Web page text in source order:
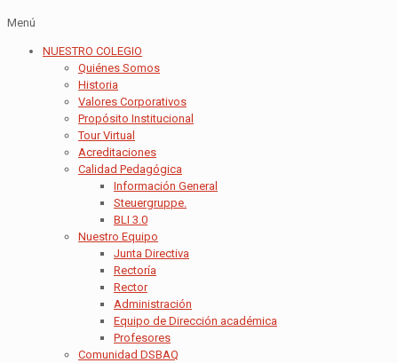
Menú
NUESTRO COLEGIO
Quiénes Somos
Historia
Valores Corporativos
Propósito Institucional
Tour Virtual
Acreditaciones
Calidad Pedagógica
Información General
Steuergruppe.
BLI 3.0
Nuestro Equipo
Junta Directiva
Rectoría
Rector
Administración
Equipo de Dirección académica
Profesores
Comunidad DSBAQ